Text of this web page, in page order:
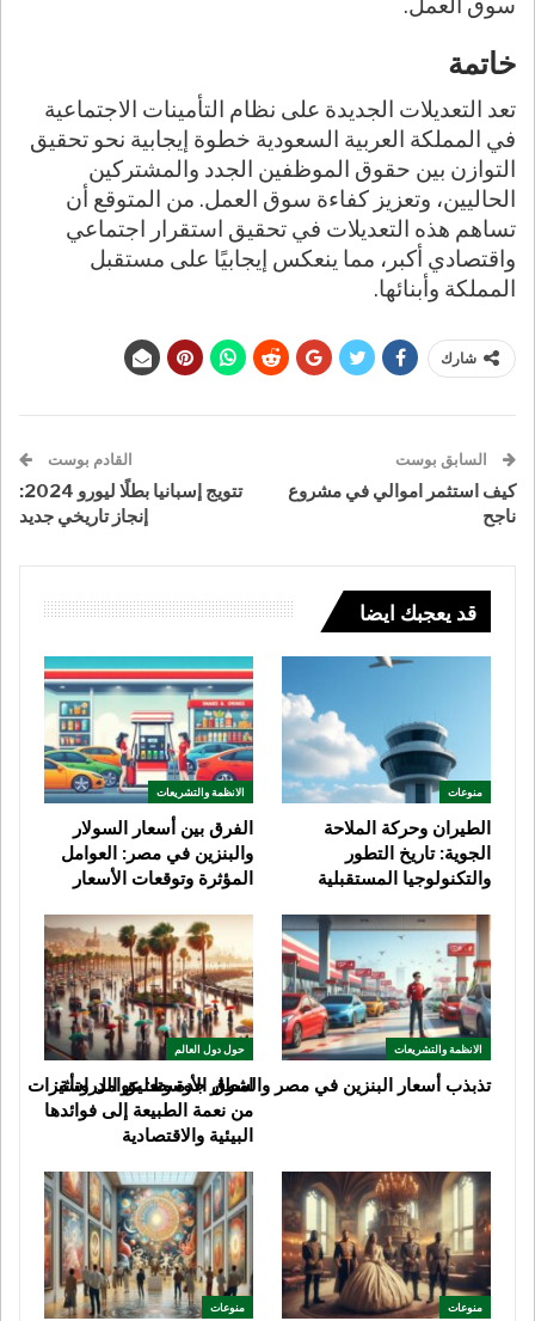
سوق العمل.
خاتمة
تعد التعديلات الجديدة على نظام التأمينات الاجتماعية
في المملكة العربية السعودية خطوة إيجابية نحو تحقيق
التوازن بين حقوق الموظفين الجدد والمشتركين
الحاليين، وتعزيز كفاءة سوق العمل. من المتوقع أن
تساهم هذه التعديلات في تحقيق استقرار اجتماعي
واقتصادي أكبر، مما ينعكس إيجابيًا على مستقبل
المملكة وأبنائها.
شارك
السابق بوست
كيف استثمر اموالي في مشروع
ناجح
القادم بوست
تتويج إسبانيا بطلًا ليورو 2024:
إنجاز تاريخي جديد
قد يعجبك ايضا
منوعات
الطيران وحركة الملاحة
الجوية: تاريخ التطور
والتكنولوجيا المستقبلية
الانظمة والتشريعات
الفرق بين أسعار السولار
والبنزين في مصر: العوامل
المؤثرة وتوقعات الأسعار
الانظمة والتشريعات
تذبذب أسعار البنزين في مصر والشرق الأوسط: عوامل وتأثيرات
حول دول العالم
امطار جدة وتعليق الدراسة:
من نعمة الطبيعة إلى فوائدها
البيئية والاقتصادية
منوعات منوعات